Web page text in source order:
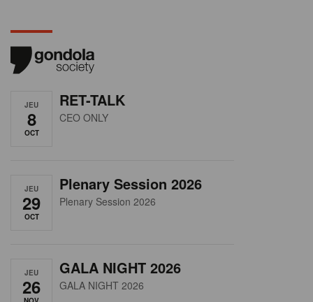
JEU
8
OCT
RET-TALK
CEO ONLY
JEU
29
OCT
Plenary Session 2026
Plenary Session 2026
JEU
26
GALA NIGHT 2026
GALA NIGHT 2026